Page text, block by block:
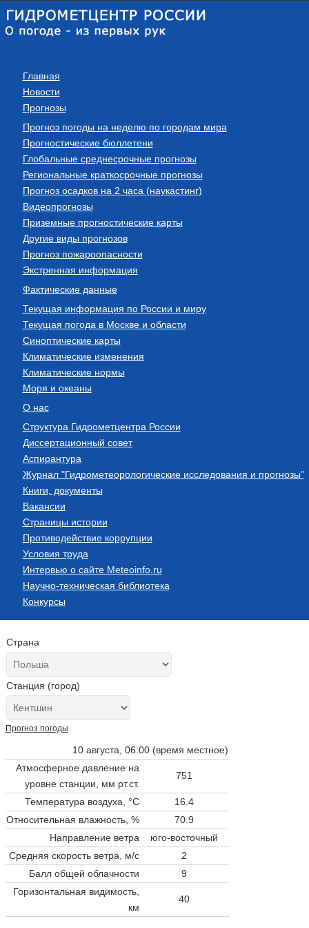
Главная
Новости
Прогнозы
Прогноз погоды на неделю по городам мира
Прогностические бюллетени
Глобальные среднесрочные прогнозы
Региональные краткосрочные прогнозы
Прогноз осадков на 2 часа (наукастинг)
Видеопрогнозы
Приземные прогностические карты
Другие виды прогнозов
Прогноз пожароопасности
Экстренная информация
Фактические данные
Текущая информация по России и миру
Текущая погода в Москве и области
Синоптические карты
Климатические изменения
Климатические нормы
Моря и океаны
О нас
Структура Гидрометцентра России
Диссертационный совет
Аспирантура
Журнал "Гидрометеорологические исследования и прогнозы"
Книги, документы
Вакансии
Страницы истории
Противодействие коррупции
Условия труда
Интервью о сайте Meteoinfo.ru
Научно-техническая библиотека
Конкурсы
Страна
Станция (город)
Прогноз погоды
10 августа, 06:00 (время местное)
Атмосферное давление на
уровне станции, мм рт.ст.
751
Температура воздуха, °C
16.4
Относительная влажность, %
70.9
Направление ветра
юго-восточный
Средняя скорость ветра, м/с
2
Балл общей облачности
9
Горизонтальная видимость,
км
40